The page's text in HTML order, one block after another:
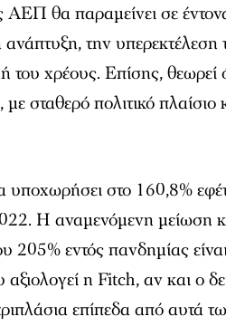
ΑΕΠ θα παραμείνει σε
την υπερεκτέλεση
χρέους. Επίσης, θεωρεί
σταθερό πολιτικό πλαίσιο
υποχωρήσει στο 160,8%
Η αναμενόμενη μείωση
205% εντός πανδημίας
η Fitch, αν και ο
επίπεδα από αυτά